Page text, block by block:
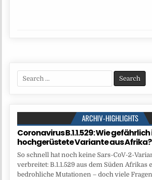
Search
for:
ARCHIV-HIGHLIGHTS
Coronavirus B.1.1.529: Wie
hochgerüstete Variante aus Afrika?
So schnell hat noch keine Sars-CoV-2-
verbreitet: B.1.1.529 aus dem Süden Afrikas
bedrohliche Mutationen – doch viele